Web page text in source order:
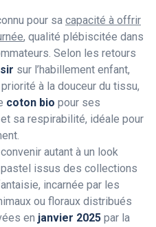
pour sa capacité à offrir
, qualité plébiscitée dans
Selon les retours
sur l’habillement enfant,
à la douceur du tissu,
coton bio pour ses
sa respirabilité, idéale pour
autant à un look
issus des collections
incarnée par les
ou floraux distribués
en janvier 2025 par la